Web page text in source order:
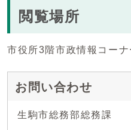
閲覧場所
市役所3階市政情報コー
お問い合わせ
生駒市総務部総務課